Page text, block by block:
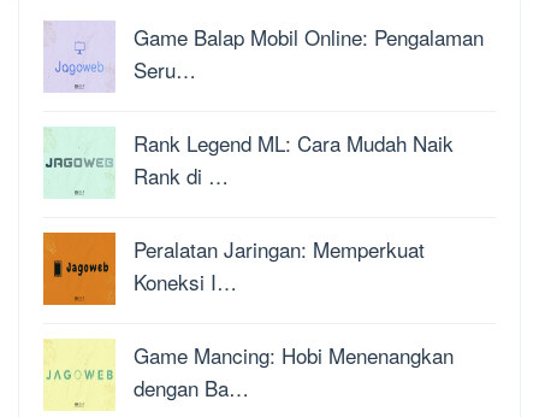
Game Balap Mobil Online: Pengalaman
Seru…
Rank Legend ML: Cara Mudah Naik
Rank di …
Peralatan Jaringan: Memperkuat
Koneksi I…
Game Mancing: Hobi Menenangkan
dengan Ba…